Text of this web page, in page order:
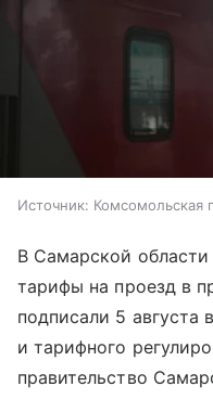
Источник: Комсомольская
В Самарской
тарифы на проезд в
подписали 5 августа
и тарифного
правительство